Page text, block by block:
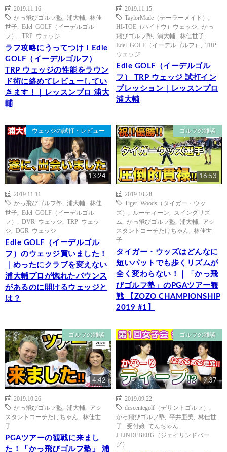
2019.11.16
かっ飛びゴルフ塾
浦大輔
林佳
世子
Edel GOLF（イーデルゴル
フ）
TRP ウェッジ
ラフ攻略にうってつけ！Edle
GOLF（イーデルゴルフ）
TRP ウェッジの性能をラウン
ド術に絡めてレビューしてい
きます！｜レッスンプロ 浦大
輔
2019.11.15
TaylorMade（テーラーメイド）
HI-TOE（ハイトウ）ウェッジ
かっ
飛びゴルフ塾
浦大輔 林佳世子
Edel GOLF（イーデルゴルフ）
TRP
ウェッジ
Edle GOLF（イーデルゴル
フ） TRP ウェッジ 試打イン
プレッション｜レッスンプロ
浦大輔
ウェッジの試打・レビュー
13:24
2019.11.11
かっ飛びゴルフ塾
浦大輔
林佳
世子
Edel GOLF（イーデルゴル
フ）
DVR ウェッジ
TRP ウェッ
ジ
DGR ウェッジ
Edle GOLF（イーデルゴル
フ）のウェッジ買いました！
｜めったにクラブを変えない
浦大輔プロが惚れたバウンス
があるのに開けるウェッジと
は？
ゴルフの雑談
16:53
2019.10.28
Tiger Woods（タイガー・ウッ
ズ）
ルーティーン
スイングリズ
ム
かっ飛びゴルフ塾 浦大輔
アシ
スタントコーチたけちゃん
林佳世
子
タイガー・ウッズはどんなに
短いパットでも歩くリズムが
全く変わらない！｜「かっ飛
びゴルフ塾」のPGAツアー観
戦 【ZOZO CHAMPIONSHIP
2019 #1】
ゴルフの雑談
4:42
2019.10.26
かっ飛びゴルフ塾
浦大輔
アシ
スタントコーチたけちゃん
林佳世
子
PGAツアーの観戦に来まし
た！「かっ飛びゴルフ塾」 浦
ゴルフの雑談
9:37
2019.09.22
descentegolf（デサントゴルフ）
かっ飛びゴルフ塾
平井亜美
林佳世
子
受付嬢 てんちゃん
J.LINDEBERG（ジェイリンドバー
グ）